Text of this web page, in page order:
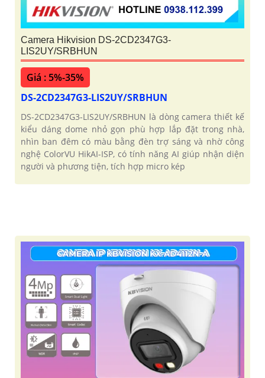
Camera Hikvision DS-2CD2347G3-
LIS2UY/SRBHUN
Giá : 5%-35%
DS-2CD2347G3-LIS2UY/SRBHUN
DS-2CD2347G3-LIS2UY/SRBHUN là dòng camera thiết kế
kiểu dáng dome nhỏ gọn phù hợp lắp đặt trong nhà,
nhìn ban đêm có màu bằng đèn trợ sáng và nhờ công
nghệ ColorVU HikAI-ISP, có tính năng AI giúp nhận diện
người và phương tiện, tích hợp micro kép